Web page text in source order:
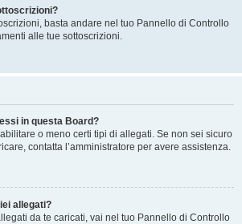
basta andare nel tuo Pannello di Controllo
alle tue sottoscrizioni.
in questa Board?
o meno certi tipi di allegati. Se non sei sicuro
contatta l’amministratore per avere assistenza.
allegati?
da te caricati, vai nel tuo Pannello di Controllo